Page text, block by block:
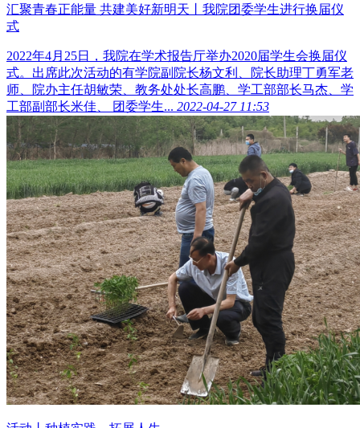
汇聚青春正能量 共建美好新明天丨我院团委学生进行换届仪
式
2022年4月25日，我院在学术报告厅举办2020届学生会换届仪
式。出席此次活动的有学院副院长杨文利、院长助理丁勇军老
师、院办主任胡敏荣、教务处处长高鹏、学工部部长马杰、学
工部副部长米佳、 团委学生... 2022-04-27 11:53